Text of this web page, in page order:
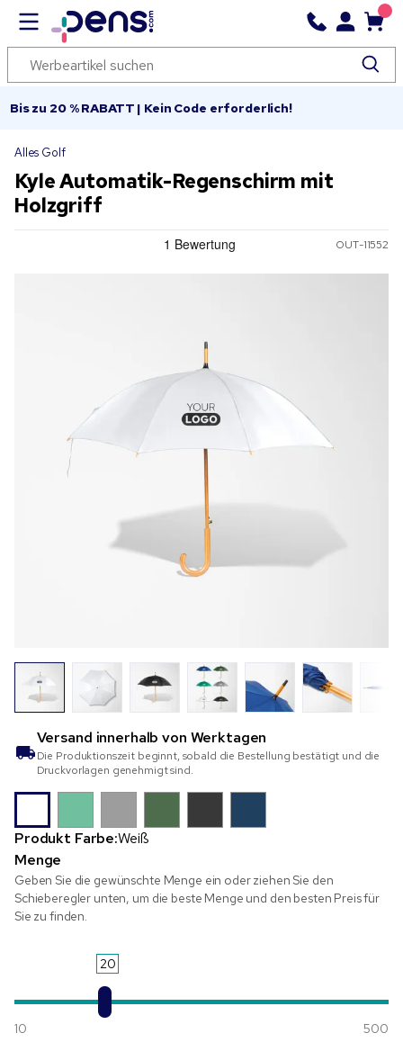
Bis zu 20 % RABATT | Kein Code erforderlich!
Alles Golf
Kyle Automatik-Regenschirm mit
Holzgriff
OUT-11552
Versand innerhalb von Werktagen
Die Produktionszeit beginnt, sobald die Bestellung bestätigt und die
Druckvorlagen genehmigt sind.
Produkt Farbe:Weiß
Menge
Geben Sie die gewünschte Menge ein oder ziehen Sie den
Schieberegler unten, um die beste Menge und den besten Preis für
Sie zu finden.
20
10 500